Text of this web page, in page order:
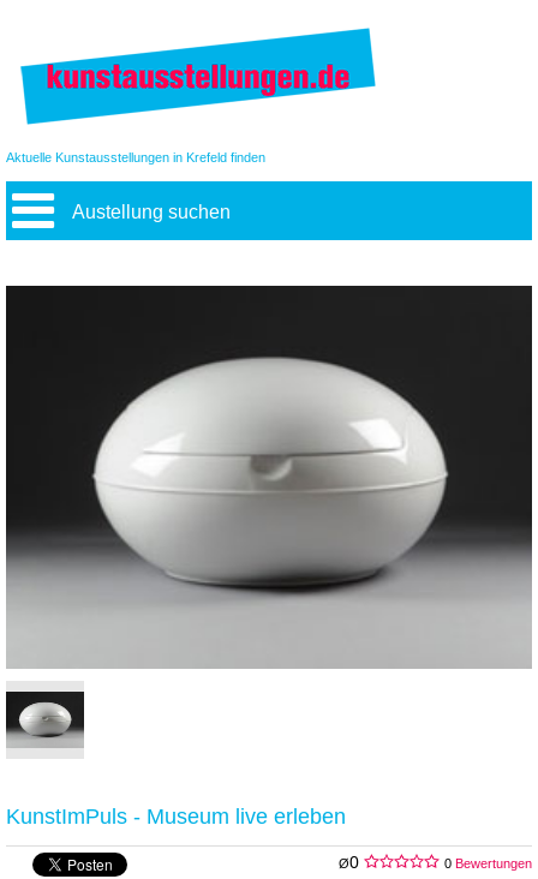
Aktuelle Kunstausstellungen in Krefeld finden
Austellung suchen
KunstImPuls - Museum live erleben
Ø0 0 Bewertungen